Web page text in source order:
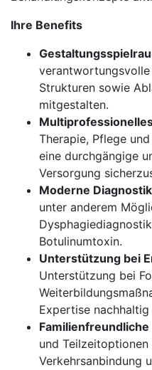
Ihre Benefits
verantwortungsvolle
Strukturen sowie
mitgestalten.
Therapie, Pflege
eine durchgängige
Versorgung
Moderne
unter anderem
Botulinumtoxin.
Unterstützung bei
Unterstützung bei
Expertise nachhaltig
und
Verkehrsanbindung